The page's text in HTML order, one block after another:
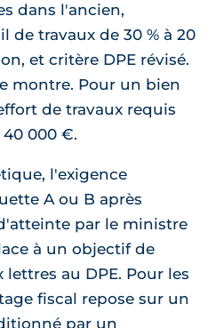
dans l'ancien,
de travaux de 30 % à 20
et critère DPE révisé.
montre. Pour un bien
de travaux requis
40 000 €.
l'exigence
A ou B après
par le ministre
à un objectif de
au DPE. Pour les
fiscal repose sur un
par un